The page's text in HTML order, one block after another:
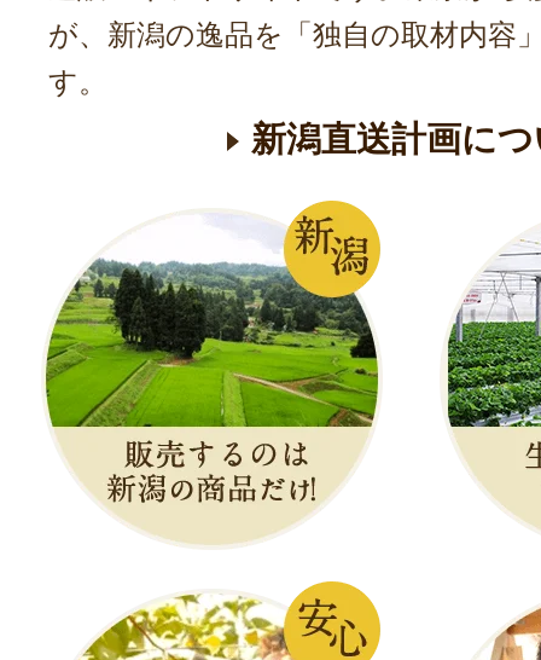
が、新潟の逸品を「独自の取材内容
す。
新潟直送計画に